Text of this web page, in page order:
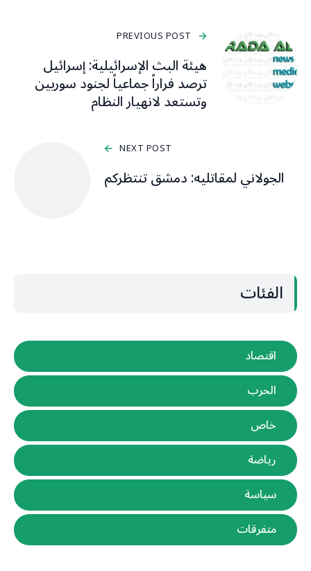
PREVIOUS POST
هيئة البث الإسرائيلية: إسرائيل
ترصد فراراً جماعياً لجنود سوريين
وتستعد لانهيار النظام
NEXT POST
الجولاني لمقاتليه: دمشق تنتظركم
الفئات
اقتصاد
الحرب
خاص
رياضة
سياسة
متفرقات